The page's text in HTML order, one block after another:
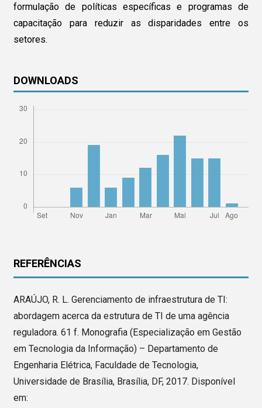
formulação de políticas específicas e programas de
capacitação para reduzir as disparidades entre os
setores.
DOWNLOADS
REFERÊNCIAS
ARAÚJO, R. L. Gerenciamento de infraestrutura de TI:
abordagem acerca da estrutura de TI de uma agência
reguladora. 61 f. Monografia (Especialização em Gestão
em Tecnologia da Informação) – Departamento de
Engenharia Elétrica, Faculdade de Tecnologia,
Universidade de Brasília, Brasília, DF, 2017. Disponível
em: